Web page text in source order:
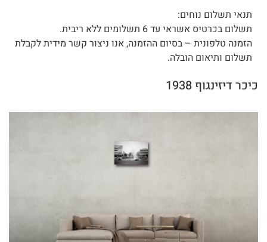
תנאי תשלום נוחים:
תשלום בכרטיס אשראי עד 6 תשלומים ללא ריבית.
הזמנה טלפונית – בסיום ההזמנה, אנו ניצור קשר מידית לקבלת
תשלום ותיאום הובלה.
כיכר דיזינגוף 1938